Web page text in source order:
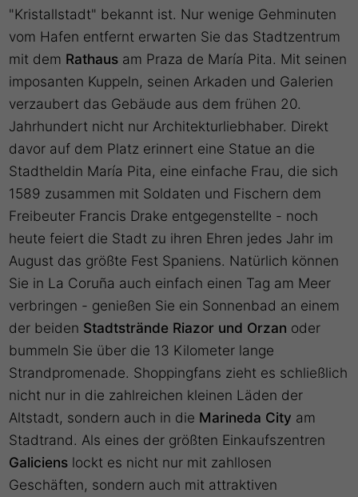
"Kristallstadt" bekannt ist. Nur wenige Gehminuten
vom Hafen entfernt erwarten Sie das Stadtzentrum
mit dem Rathaus am Praza de María Pita. Mit seinen
imposanten Kuppeln, seinen Arkaden und Galerien
verzaubert das Gebäude aus dem frühen 20.
Jahrhundert nicht nur Architekturliebhaber. Direkt
davor auf dem Platz erinnert eine Statue an die
Stadtheldin María Pita, eine einfache Frau, die sich
1589 zusammen mit Soldaten und Fischern dem
Freibeuter Francis Drake entgegenstellte - noch
heute feiert die Stadt zu ihren Ehren jedes Jahr im
August das größte Fest Spaniens. Natürlich können
Sie in La Coruña auch einfach einen Tag am Meer
verbringen - genießen Sie ein Sonnenbad an einem
der beiden Stadtstrände Riazor und Orzan oder
bummeln Sie über die 13 Kilometer lange
Strandpromenade. Shoppingfans zieht es schließlich
nicht nur in die zahlreichen kleinen Läden der
Altstadt, sondern auch in die Marineda City am
Stadtrand. Als eines der größten Einkaufszentren
Galiciens lockt es nicht nur mit zahllosen
Geschäften, sondern auch mit attraktiven